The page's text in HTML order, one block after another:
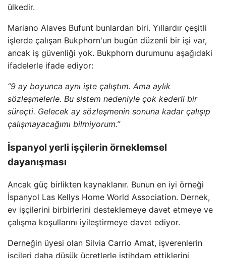
ülkedir.
Mariano Alaves Bufunt bunlardan biri. Yıllardır çeşitli
işlerde çalışan Bukphorn'un bugün düzenli bir işi var,
ancak iş güvenliği yok. Bukphorn durumunu aşağıdaki
ifadelerle ifade ediyor:
“9 ay boyunca aynı işte çalıştım. Ama aylık
sözleşmelerle. Bu sistem nedeniyle çok kederli bir
süreçti. Gelecek ay sözleşmenin sonuna kadar çalışıp
çalışmayacağımı bilmiyorum.”
İspanyol yerli işçilerin örneklemsel
dayanışması
Ancak güç birlikten kaynaklanır. Bunun en iyi örneği
İspanyol Las Kellys Home World Association. Dernek,
ev işçilerini birbirlerini desteklemeye davet etmeye ve
çalışma koşullarını iyileştirmeye davet ediyor.
Derneğin üyesi olan Silvia Carrio Amat, işverenlerin
işçileri daha düşük ücretlerle istihdam ettiklerini